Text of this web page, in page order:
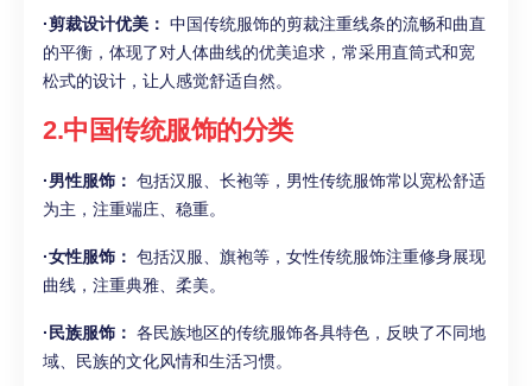
·剪裁设计优美： 中国传统服饰的剪裁注重线条的流畅和曲直
的平衡，体现了对人体曲线的优美追求，常采用直筒式和宽
松式的设计，让人感觉舒适自然。
2.中国传统服饰的分类
·男性服饰： 包括汉服、长袍等，男性传统服饰常以宽松舒适
为主，注重端庄、稳重。
·女性服饰： 包括汉服、旗袍等，女性传统服饰注重修身展现
曲线，注重典雅、柔美。
·民族服饰： 各民族地区的传统服饰各具特色，反映了不同地
域、民族的文化风情和生活习惯。